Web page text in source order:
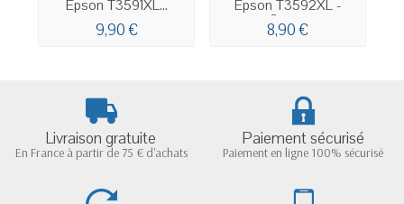
Epson T3591XL...
9,90 €
Epson T3592XL -
Cyan...
8,90 €
Livraison gratuite
En France à partir de 75 € d'achats
Paiement sécurisé
Paiement en ligne 100% sécurisé